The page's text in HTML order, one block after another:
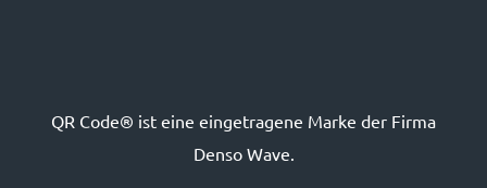
QR Code® ist eine eingetragene Marke der Firma
Denso Wave.